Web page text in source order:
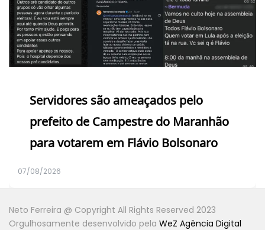
Servidores são ameaçados pelo
prefeito de Campestre do Maranhão
para votarem em Flávio Bolsonaro
07/08/2026
Neto Ferreira @ Copyright All Rights Reserved 2023
Orgulhosamente desenvolvido pela WeZ Agência Digital